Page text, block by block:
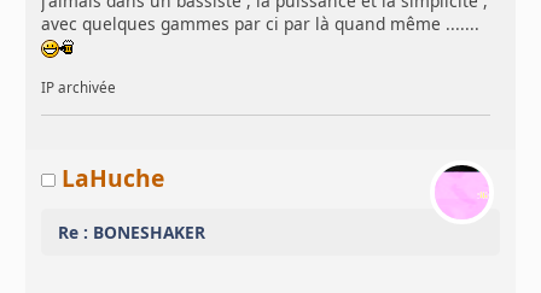
avec quelques gammes par ci par là quand même .......
IP archivée
LaHuche
Re : BONESHAKER